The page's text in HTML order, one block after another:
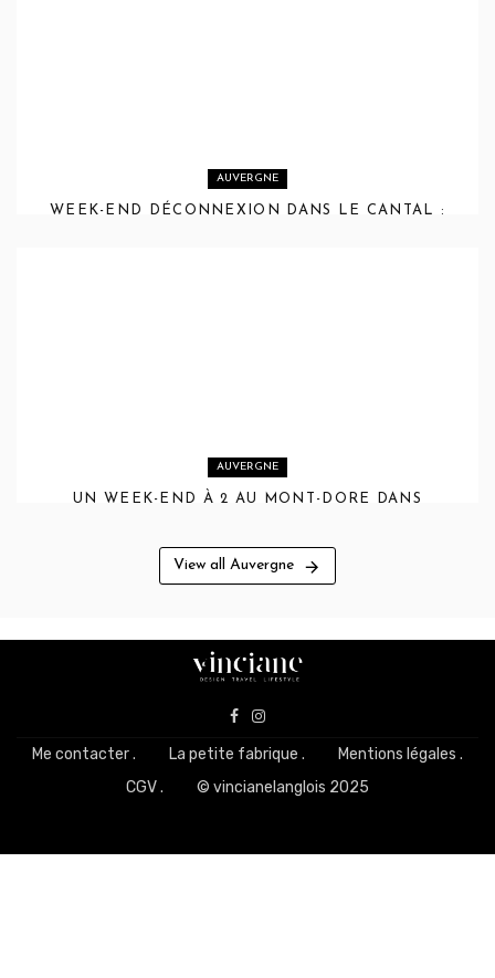
AUVERGNE
WEEK-END DÉCONNEXION DANS LE CANTAL :
AUVERGNE
UN WEEK-END À 2 AU MONT-DORE DANS
View all Auvergne
Me contacter . La petite fabrique .
Mentions légales .
CGV .
© vincianelanglois 2025